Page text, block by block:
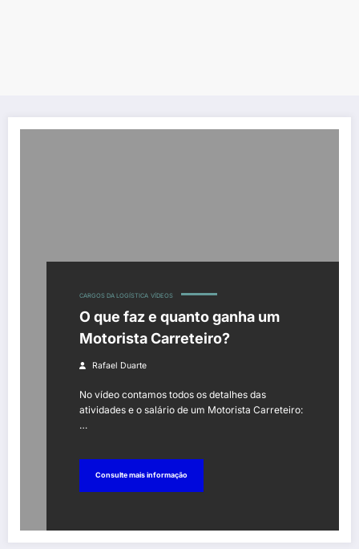
CARGOS DA LOGÍSTICA VÍDEOS
O que faz e quanto ganha um
Motorista Carreteiro?
Rafael Duarte
No vídeo contamos todos os detalhes das
atividades e o salário de um Motorista Carreteiro:
…
Consulte mais informação